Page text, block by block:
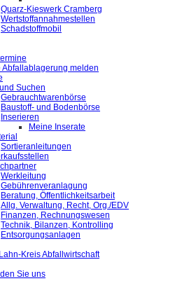
Quarz-Kieswerk Cramberg
Wertstoffannahmestellen
Schadstoffmobil
Abfallablagerung melden
Suchen
Gebrauchtwarenbörse
Baustoff- und Bodenbörse
Inserieren
Meine Inserate
Sortieranleitungen
Werkleitung
Gebührenveranlagung
Beratung, Öffentlichkeitsarbeit
Allg. Verwaltung, Recht, Org./EDV
Finanzen, Rechnungswesen
Technik, Bilanzen, Kontrolling
Entsorgungsanlagen
Kreis Abfallwirtschaft
Sie uns